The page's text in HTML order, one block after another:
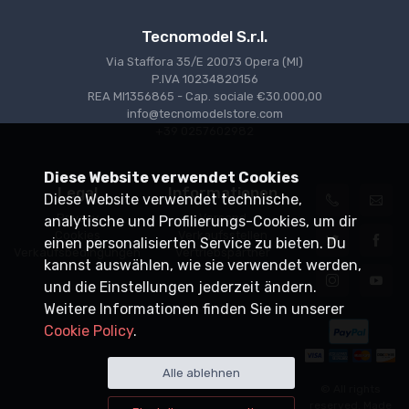
Tecnomodel S.r.l.
Via Staffora 35/E 20073 Opera (MI)
P.IVA 10234820156
REA MI1356865 - Cap. sociale €30.000,00
info@tecnomodelstore.com
Legal
Privacy
Cookies
Verkaufsbedingungen
Informationen
Versand
Verkaufsstellen
Vertriebspartner
Diese Website verwendet Cookies
Diese Website verwendet technische,
analytische und Profilierungs-Cookies, um dir
einen personalisierten Service zu bieten. Du
kannst auswählen, wie sie verwendet werden,
und die Einstellungen jederzeit ändern.
Weitere Informationen finden Sie in unserer
Cookie Policy.
Alle ablehnen